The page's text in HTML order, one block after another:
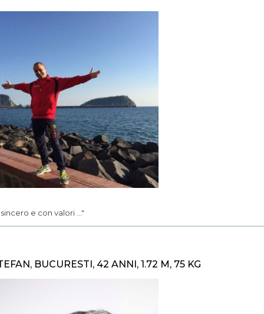
sincero e con valori ..."
BUCURESTI, 42 ANNI, 1.72 M, 75 KG